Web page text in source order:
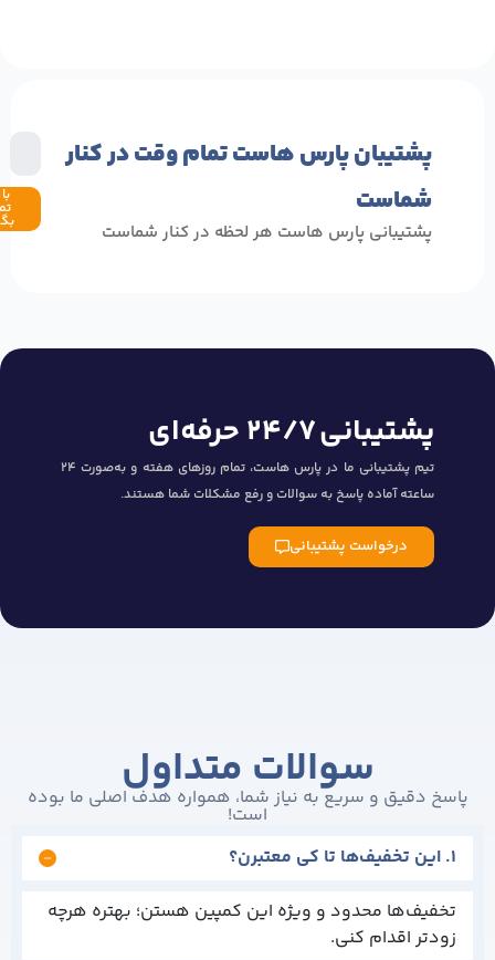
پشتیبان پارس هاست تمام وقت در کنار
شماست
پشتیبانی پارس هاست هر لحظه در کنار شماست بگیرید
۲۴/۷ حرفه‌ای
تیم پشتیبانی ما در پارس هاست، تمام روزهای هفته و به‌صورت ۲۴
آماده پاسخ به سوالات و رفع مشکلات شما هستند.
درخواست پشتیبانی
سوالات متداول
و سریع به نیاز شما، همواره هدف اصلی ما بوده
است!
محدود و ویژه این کمپین هستن؛ بهتره هرچه
اقدام کنی.